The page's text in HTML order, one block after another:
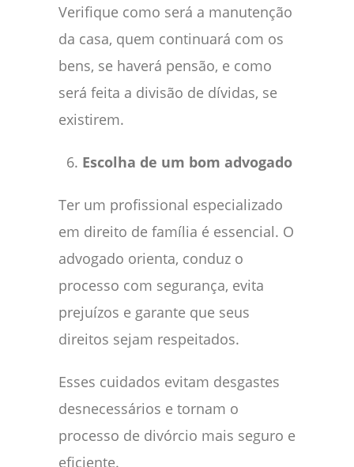
Verifique como será a manutenção
da casa, quem continuará com os
bens, se haverá pensão, e como
será feita a divisão de dívidas, se
existirem.
Escolha de um bom advogado
Ter um profissional especializado
em direito de família é essencial. O
advogado orienta, conduz o
processo com segurança, evita
prejuízos e garante que seus
direitos sejam respeitados.
Esses cuidados evitam desgastes
desnecessários e tornam o
processo de divórcio mais seguro e
eficiente.